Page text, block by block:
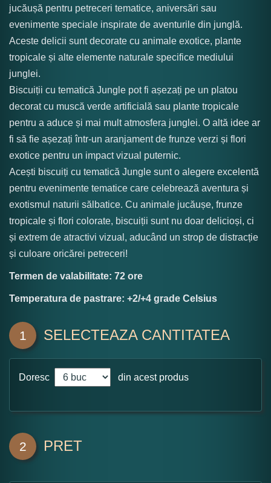
jucăușă pentru petreceri tematice, aniversări sau
evenimente speciale inspirate de aventurile din junglă.
Aceste delicii sunt decorate cu animale exotice, plante
tropicale și alte elemente naturale specifice mediului
junglei.
Biscuiții cu tematică Jungle pot fi așezați pe un platou
decorat cu muscă verde artificială sau plante tropicale
pentru a aduce și mai mult atmosfera junglei. O altă idee ar
fi să fie așezați într-un aranjament de frunze verzi și flori
exotice pentru un impact vizual puternic.
Acești biscuiți cu tematică Jungle sunt o alegere excelentă
pentru evenimente tematice care celebrează aventura și
exotismul naturii sălbatice. Cu animale jucăușe, frunze
tropicale și flori colorate, biscuiții sunt nu doar delicioși, ci
și extrem de atractivi vizual, aducând un strop de distracție
și culoare oricărei petreceri!
Termen de valabilitate: 72 ore
Temperatura de pastrare: +2/+4 grade Celsius
1 SELECTEAZA CANTITATEA
Doresc din acest produs
2 PRET